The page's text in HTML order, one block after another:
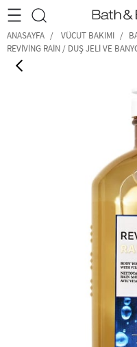
•2200₺ ve Üzeri Kargo
ANASAYFA VÜCUT BAKIMI
REVIVING RAIN / DUŞ JELI VE